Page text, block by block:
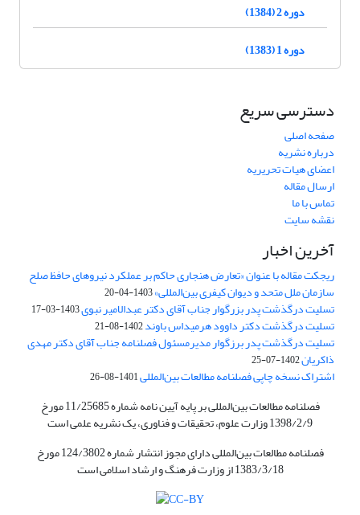
دوره 2 (1384)
دوره 1 (1383)
دسترسی سریع
صفحه اصلی
درباره نشریه
اعضای هیات تحریریه
ارسال مقاله
تماس با ما
نقشه سایت
آخرین اخبار
ریجکت مقاله با عنوان «تعارض هنجاری حاکم بر عملکرد نیروهای حافظ صلح
سازمان ملل متحد و دیوان کیفری بین‌المللی»1403-04-20
تسلیت درگذشت پدر بزرگوار جناب آقای دکتر عبدالامیر نبوی1403-03-17
تسلیت درگذشت دکتر داوود هرمیداس باوند1402-08-21
تسلیت درگذشت پدر برزگوار مدیرمسئول فصلنامه جناب آقای دکتر مهدی
ذاکریان1402-07-25
اشتراک نسخه چاپی فصلنامه مطالعات بین‌المللی1401-08-26
فصلنامه مطالعات بین‌المللی بر پایه آیین نامه شماره 11/25685 مورخ
1398/2/9 وزارت علوم، تحقیقات و فناوری، یک نشریه علمی است
فصلنامه مطالعات بین‌المللی دارای مجوز انتشار شماره 124/3802 مورخ
1383/3/18 از وزارت فرهنگ و ارشاد اسلامی است